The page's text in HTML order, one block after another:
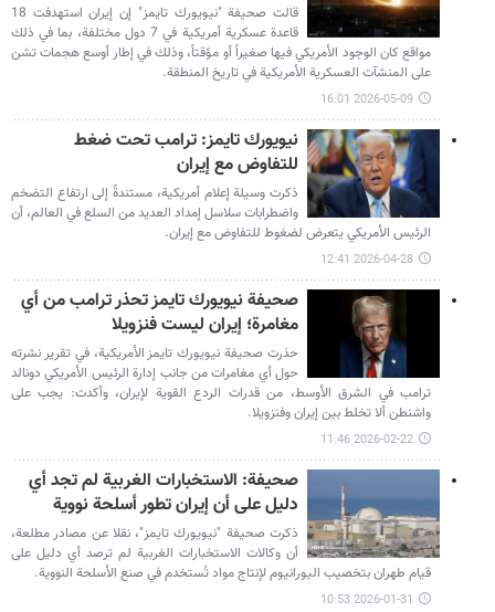
قالت صحيفة "نيويورك تايمز" إن إيران استهدفت 18
قاعدة عسكرية أمريكية في 7 دول مختلفة، بما في ذلك
مواقع كان الوجود الأمريكي فيها صغيراً أو مؤقتاً، وذلك في إطار أوسع هجمات تشن
على المنشآت العسكرية الأمريكية في تاريخ المنطقة.
2026-05-09 16:01
نيويورك تايمز: ترامب تحت ضغط
للتفاوض مع إيران
ذكرت وسيلة إعلام أمريكية، مستندةً إلى ارتفاع التضخم
واضطرابات سلاسل إمداد العديد من السلع في العالم، أن
الرئيس الأمريكي يتعرض لضغوط للتفاوض مع إيران.
2026-04-28 12:41
صحيفة نيويورك تايمز تحذر ترامب من أي
مغامرة؛ إيران ليست فنزويلا
حذرت صحيفة نيويورك تايمز الأمريكية، في تقرير نشرته
حول أي مغامرات من جانب إدارة الرئيس الأمريكي دونالد
ترامب في الشرق الأوسط، من قدرات الردع القوية لإيران، وأكدت: يجب على
واشنطن ألا تخلط بين إيران وفنزويلا.
2026-02-22 11:46
صحيفة: الاستخبارات الغربية لم تجد أي
دليل على أن إيران تطور أسلحة نووية
ذكرت صحيفة "نيويورك تايمز"، نقلا عن مصادر مطلعة،
أن وكالات الاستخبارات الغربية لم ترصد أي دليل على
قيام طهران بتخصيب اليورانيوم لإنتاج مواد تُستخدم في صنع الأسلحة النووية.
2026-01-31 10:53